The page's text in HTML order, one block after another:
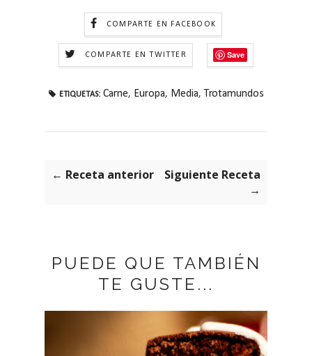
COMPARTE EN FACEBOOK
COMPARTE EN TWITTER Save
ETIQUETAS: Carne, Europa, Media,Trotamundos
← Receta anterior
Siguiente Receta
→
PUEDE QUE TAMBIÉN
TE GUSTE...